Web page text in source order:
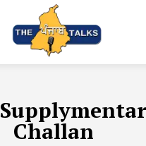
Challan